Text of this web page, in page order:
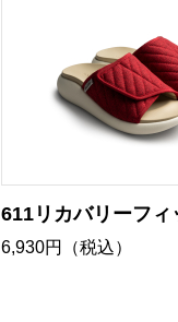
611リカバリーフィ
6,930円（税込）